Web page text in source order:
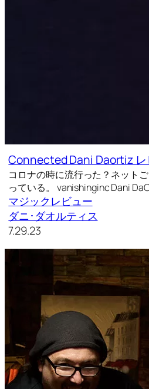
Connected Dani Daortiz レ
コロナの時に流行った？ネット
っている。 vanishinginc Dani
マジックレビュー
ダニ･ダオルティス
7.29.23